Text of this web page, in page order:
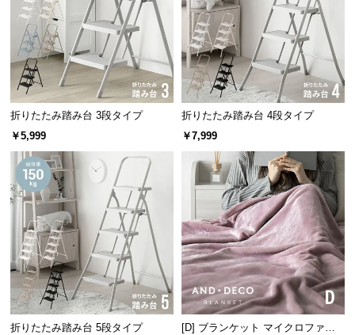
い
て
返
品・
キ
ャ
ン
セ
ル
に
つ
い
て
保
証
折りたたみ踏み台 3段タイプ
￥5,999
折りたたみ踏み台 4段タイプ
￥7,999
折りたたみ踏み台 5段タイプ
[D] ブランケット マイクロファイ